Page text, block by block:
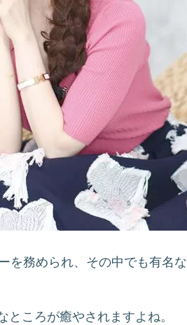
を務められ、その中でも有名な
ころが癒やされますよね。